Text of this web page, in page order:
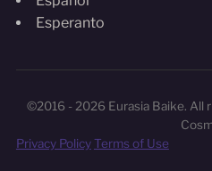
Esperanto
©2016 - 2026 Eurasia Baike. All
Privacy PolicyTerms of Use